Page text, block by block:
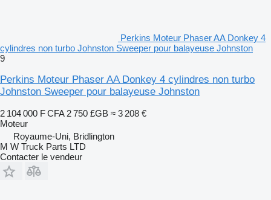
Perkins Moteur Phaser AA Donkey 4
cylindres non turbo Johnston Sweeper pour balayeuse Johnston
9
Perkins Moteur Phaser AA Donkey 4 cylindres non turbo
Johnston Sweeper pour balayeuse Johnston
2 104 000 F CFA 2 750 £GB ≈ 3 208 €
Moteur
Royaume-Uni, Bridlington
M W Truck Parts LTD
Contacter le vendeur